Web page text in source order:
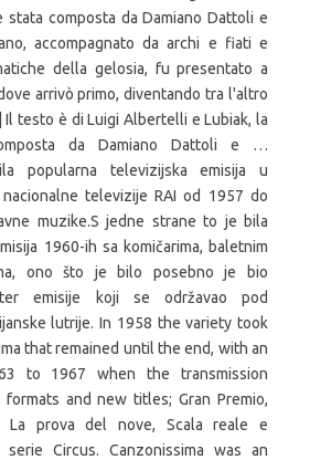
stata composta da Damiano Dattoli e
accompagnato da archi e fiati e
della gelosia, fu presentato a
arrivò primo, diventando tra l'altro
testo è di Luigi Albertelli e Lubiak, la
da Damiano Dattoli e …
popularna televizijska emisija u
televizije RAI od 1957 do
muzike.S jedne strane to je bila
1960-ih sa komičarima, baletnim
ono što je bilo posebno je bio
emisije koji se održavao pod
lutrije. In 1958 the variety took
that remained until the end, with an
to 1967 when the transmission
and new titles; Gran Premio,
La prova del nove, Scala reale e
serie Circus. Canzonissima was an